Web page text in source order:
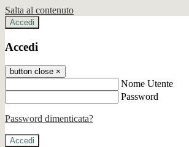
Salta al contenuto
Accedi
Accedi
button close ×
Nome Utente
Password
Password dimenticata?